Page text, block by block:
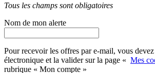
Tous les champs sont obligatoires
Nom de mon alerte
Pour recevoir les offres par e-mail, vous
électronique et la valider sur la page « Mes
rubrique « Mon compte »